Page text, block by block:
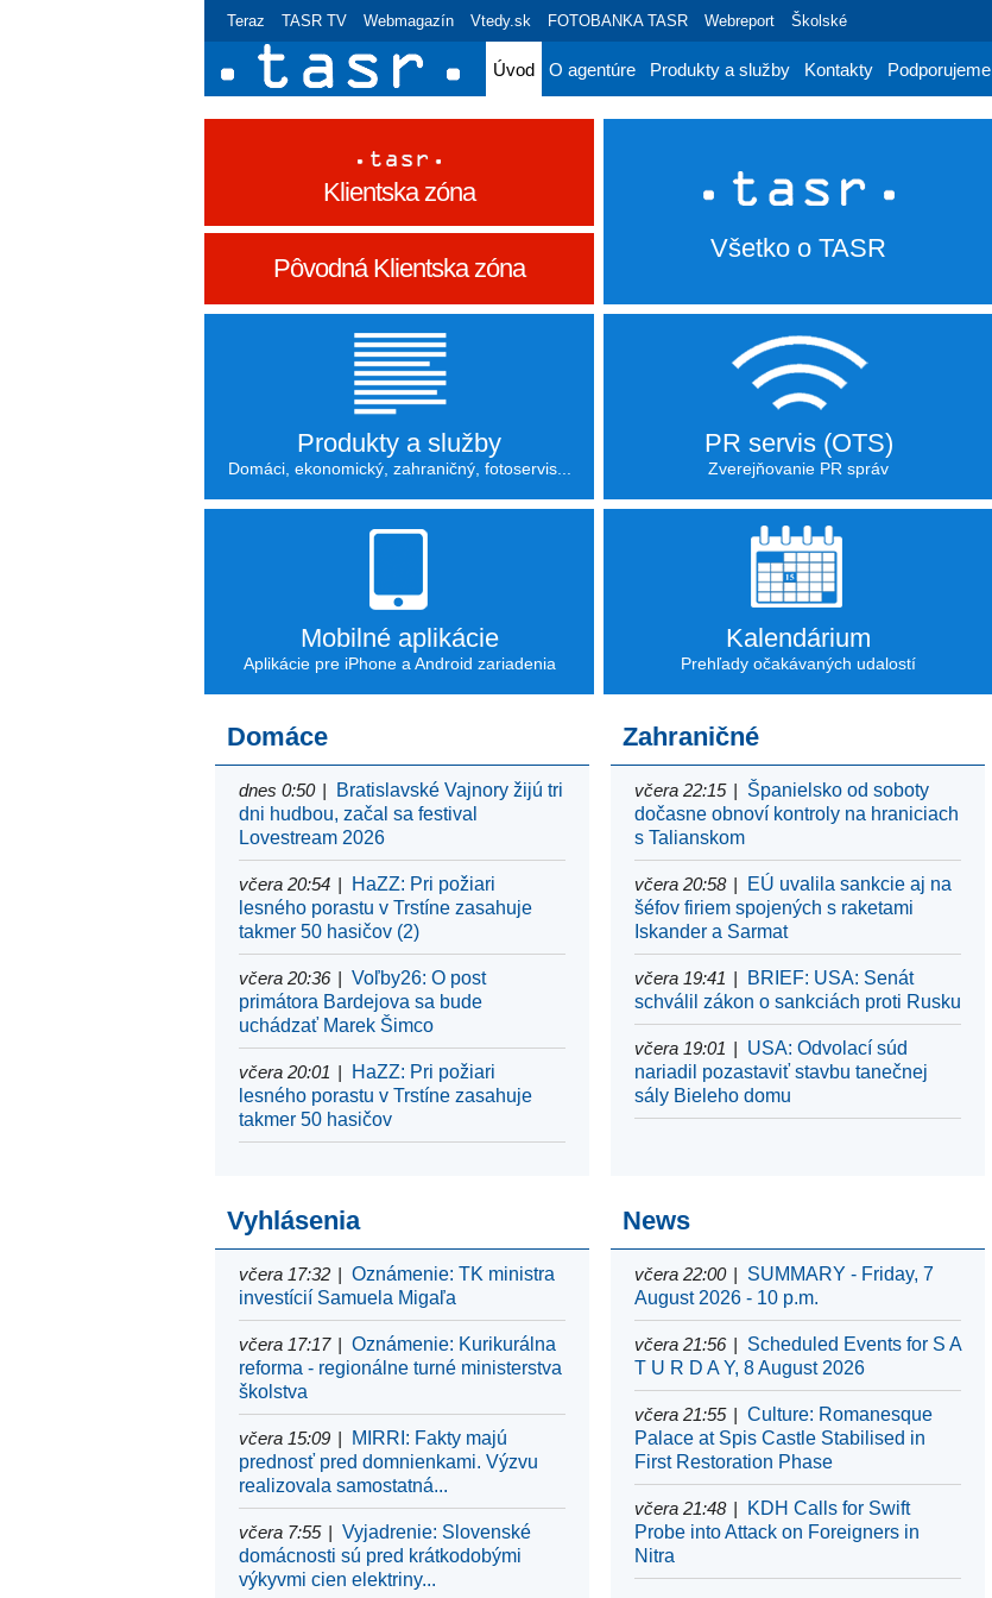
Teraz TASR TV Webmagazín Vtedy.sk FOTOBANKA TASR Webreport Školské
Úvod O agentúre Produkty a služby Kontakty Podporujeme
Klientska zóna
Pôvodná Klientska zóna
Všetko o TASR
Produkty a služby
Domáci, ekonomický, zahraničný, fotoservis...
PR servis (OTS)
Zverejňovanie PR správ
Mobilné aplikácie
Aplikácie pre iPhone a Android zariadenia
Kalendárium
Prehľady očakávaných udalostí
Domáce
dnes 0:50
Bratislavské Vajnory žijú tri
dni hudbou, začal sa festival
Lovestream 2026
včera 20:54
HaZZ: Pri požiari
lesného porastu v Trstíne zasahuje
takmer 50 hasičov (2)
včera 20:36
Voľby26: O post
primátora Bardejova sa bude
uchádzať Marek Šimco
včera 20:01
HaZZ: Pri požiari
lesného porastu v Trstíne zasahuje
takmer 50 hasičov
Zahraničné
včera 22:15
Španielsko od soboty
dočasne obnoví kontroly na hraniciach
s Talianskom
včera 20:58
EÚ uvalila sankcie aj na
šéfov firiem spojených s raketami
Iskander a Sarmat
včera 19:41
BRIEF: USA: Senát
schválil zákon o sankciách proti Rusku
včera 19:01
USA: Odvolací súd
nariadil pozastaviť stavbu tanečnej
sály Bieleho domu
Vyhlásenia
včera 17:32
Oznámenie: TK ministra
investícií Samuela Migaľa
včera 17:17
Oznámenie: Kurikurálna
reforma - regionálne turné ministerstva
školstva
včera 15:09
MIRRI: Fakty majú
prednosť pred domnienkami. Výzvu
realizovala samostatná...
včera 7:55
Vyjadrenie: Slovenské
domácnosti sú pred krátkodobými
výkyvmi cien elektriny...
News
včera 22:00
SUMMARY - Friday, 7
August 2026 - 10 p.m.
včera 21:56
Scheduled Events for S A
T U R D A Y, 8 August 2026
včera 21:55
Culture: Romanesque
Palace at Spis Castle Stabilised in
First Restoration Phase
včera 21:48
KDH Calls for Swift
Probe into Attack on Foreigners in
Nitra